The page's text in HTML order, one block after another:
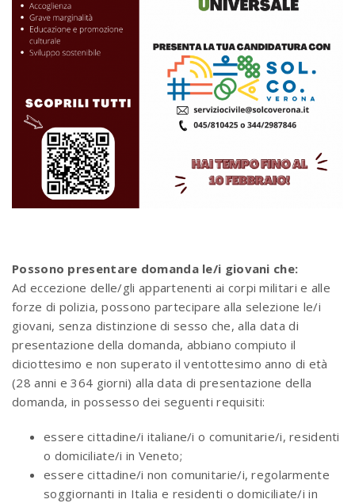
Possono presentare domanda le/i giovani che:
Ad eccezione delle/gli appartenenti ai corpi militari e alle
forze di polizia, possono partecipare alla selezione le/i
giovani, senza distinzione di sesso che, alla data di
presentazione della domanda, abbiano compiuto il
diciottesimo e non superato il ventottesimo anno di età
(28 anni e 364 giorni) alla data di presentazione della
domanda, in possesso dei seguenti requisiti:
essere cittadine/i italiane/i o comunitarie/i, residenti
o domiciliate/i in Veneto;
essere cittadine/i non comunitarie/i, regolarmente
soggiornanti in Italia e residenti o domiciliate/i in